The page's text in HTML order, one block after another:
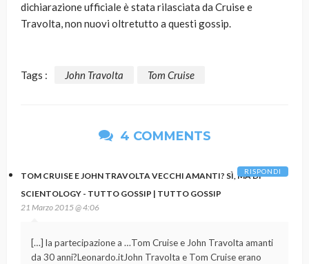
dichiarazione ufficiale è stata rilasciata da Cruise e
Travolta, non nuovi oltretutto a questi gossip.
Tags : John Travolta Tom Cruise
4 COMMENTS
TOM CRUISE E JOHN TRAVOLTA VECCHI AMANTI? SÌ, MA DI
SCIENTOLOGY - TUTTO GOSSIP | TUTTO GOSSIP
21 Marzo 2015 @ 4:06
[…] la partecipazione a …Tom Cruise e John Travolta amanti
da 30 anni?Leonardo.itJohn Travolta e Tom Cruise erano
RISPONDI